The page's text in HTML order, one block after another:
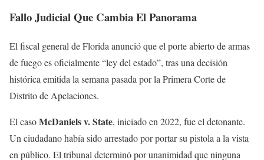
Fallo Judicial Que Cambia El Panorama
El fiscal general de Florida anunció que el porte abierto de armas
de fuego es oficialmente “ley del estado”, tras una decisión
histórica emitida la semana pasada por la Primera Corte de
Distrito de Apelaciones.
El casoMcDaniels v. State, iniciado en 2022, fue el detonante.
Un ciudadano había sido arrestado por portar su pistola a la vista
en público. El tribunal determinó por unanimidad que ninguna